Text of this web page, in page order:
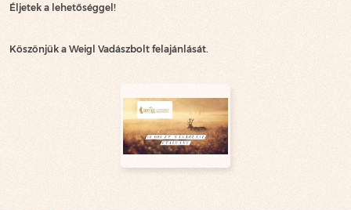
Éljetek a lehetőséggel!
Köszönjük a Weigl Vadászbolt felajánlását.